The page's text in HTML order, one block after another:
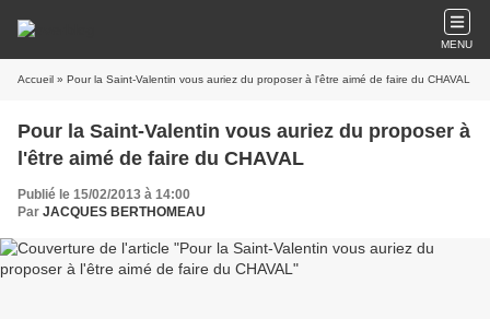
MENU
Accueil » Pour la Saint-Valentin vous auriez du proposer à l'être aimé de faire du CHAVAL
Pour la Saint-Valentin vous auriez du proposer à
l'être aimé de faire du CHAVAL
Publié le 15/02/2013 à 14:00
Par JACQUES BERTHOMEAU